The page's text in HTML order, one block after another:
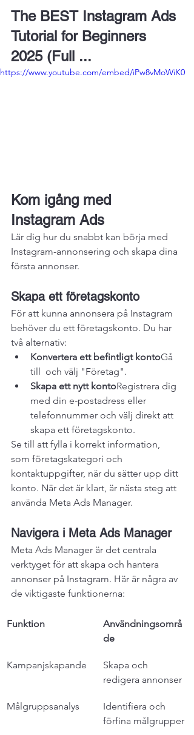
The BEST Instagram Ads
Tutorial for Beginners
2025 (Full ...
https://www.youtube.com/embed/iPw8vMoWiK0
Kom igång med
Instagram Ads
Lär dig hur du snabbt kan börja med
Instagram-annonsering och skapa dina
första annonser.
Skapa ett företagskonto
För att kunna annonsera på Instagram
behöver du ett företagskonto. Du har
två alternativ:
Konvertera ett befintligt kontoGå
till och välj "Företag".
Skapa ett nytt kontoRegistrera dig
med din e-postadress eller
telefonnummer och välj direkt att
skapa ett företagskonto.
Se till att fylla i korrekt information,
som företagskategori och
kontaktuppgifter, när du sätter upp ditt
konto. När det är klart, är nästa steg att
använda Meta Ads Manager.
Navigera i Meta Ads Manager
Meta Ads Manager är det centrala
verktyget för att skapa och hantera
annonser på Instagram. Här är några av
de viktigaste funktionerna:
Funktion
Användningsområ
de
Kampanjskapande
Skapa och
redigera annonser
Målgruppsanalys
Identifiera och
förfina målgrupper